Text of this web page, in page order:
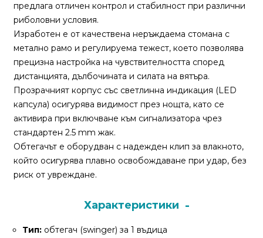
Комплекти
за
риболов
Сонари
За
нас
Контакти
предлага отличен контрол и стабилност при различни
риболовни условия.
Изработен е от качествена неръждаема стомана с
метално рамо и регулируема тежест, което позволява
прецизна настройка на чувствителността според
дистанцията, дълбочината и силата на вятъра.
Прозрачният корпус със светлинна индикация (LED
капсула) осигурява видимост през нощта, като се
активира при включване към сигнализатора чрез
стандартен 2.5 mm жак.
Обтегачът е оборудван с надежден клип за влакното,
който осигурява плавно освобождаване при удар, без
риск от увреждане.
Характеристики
Тип: обтегач (swinger) за 1 въдица